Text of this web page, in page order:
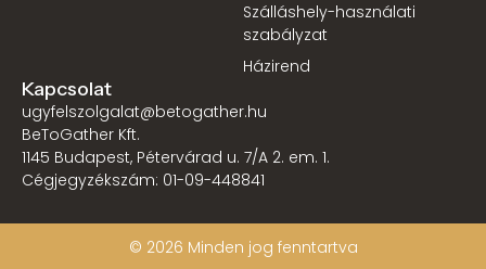
Szálláshely-használati
szabályzat
Házirend
Kapcsolat
ugyfelszolgalat@betogather.hu
BeToGather Kft.
1145 Budapest, Pétervárad u. 7/A 2. em. 1.
Cégjegyzékszám: 01-09-448841
© 2026 Minden jog fenntartva